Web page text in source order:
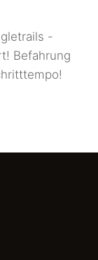
-
Befahrung